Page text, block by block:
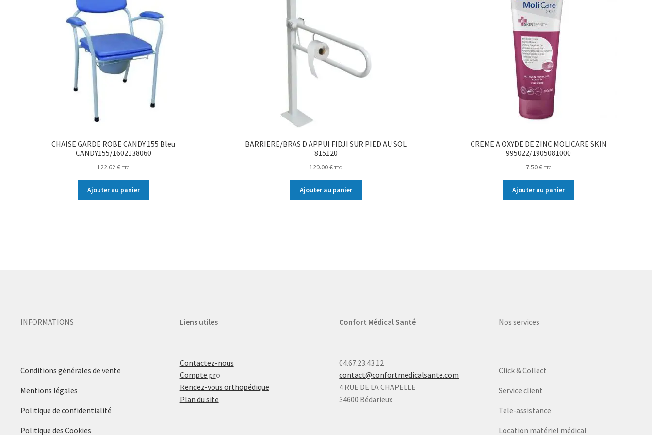
CHAISE GARDE ROBE CANDY 155 Bleu
CANDY155/1602138060
122.62€ TTC
Ajouter au panier
BARRIERE/BRAS D APPUI FIDJI SUR PIED AU SOL
815120
129.00€ TTC
Ajouter au panier
CREME A OXYDE DE ZINC MOLICARE SKIN
995022/1905081000
7.50€ TTC
Ajouter au panier
INFORMATIONS
Conditions générales de vente
Mentions légales
Politique de confidentialité
Politique des Cookies
Liens utiles
Contactez-nous
Compte pro
Rendez-vous orthopédique
Plan du site
Confort Médical Santé
04.67.23.43.12
contact@confortmedicalsante.com
4 RUE DE LA CHAPELLE
34600 Bédarieux
Nos services
Click & Collect
Service client
Tele-assistance
Location matériel médical